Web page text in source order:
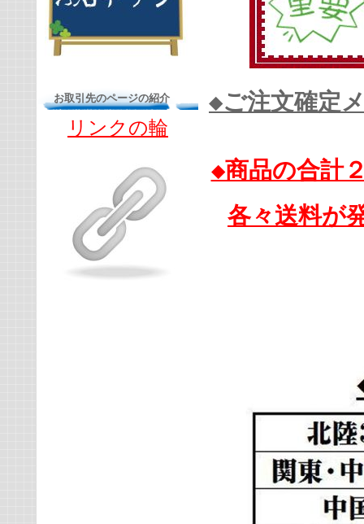
お取引先のページの紹介
リンクの輪
◆ご注文確定
◆商品の合計
各々送料が